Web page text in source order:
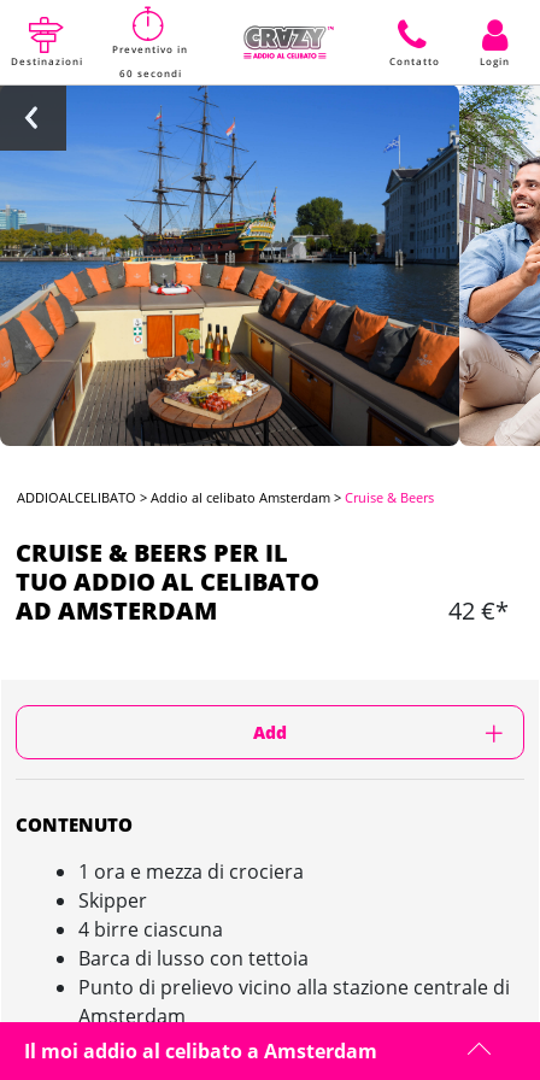
Destinazioni
Preventivo in
60 secondi
Contatto Login
ADDIOALCELIBATO >Addio al celibato Amsterdam >Cruise & Beers
CRUISE & BEERS PER IL
TUO ADDIO AL CELIBATO
AD AMSTERDAM
42 €*
Add
CONTENUTO
1 ora e mezza di crociera
Skipper
4 birre ciascuna
Barca di lusso con tettoia
Punto di prelievo vicino alla stazione centrale di
Amsterdam
Il moi addio al celibato a Amsterdam